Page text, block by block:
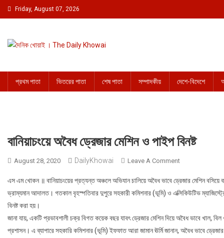
Skip to content
Friday, August 07, 2026
প্রথম পাতা ভিতরের পাতা শেষ পাতা সম্পাদকীয় দেশে-বিদেশে
বানিয়াচংয়ে অবৈধ ড্রেজার মেশিন ও পাইপ বিনষ্ট
August 28, 2020 DailyKhowai Leave A Comment
এস এম খোকন ॥ বানিয়াচংয়ের প্রত্যন্ত অঞ্চলে অভিযান চালিয়ে অবৈধ ভাবে ড্রেজার মেশিন
ভ্রাম্যমান আদালত। গতকাল বৃহস্পতিবার দুপুরে সহকারী কমিশনার (ভূমি) ও এক্সিকিউটিভ
বিনষ্ট করা হয়।
জানা যায়, একটি প্রভাবশালী চক্র বিগত কয়েক বছর যাবৎ ড্রেজার মেশিন দিয়ে অবৈধ ভাবে খাল,
প্রশাসন। এ ব্যাপারে সহকারি কমিশনার (ভূমি) ইফফাত আরা জামান ঊর্মি জানান, অবৈধ ভাবে